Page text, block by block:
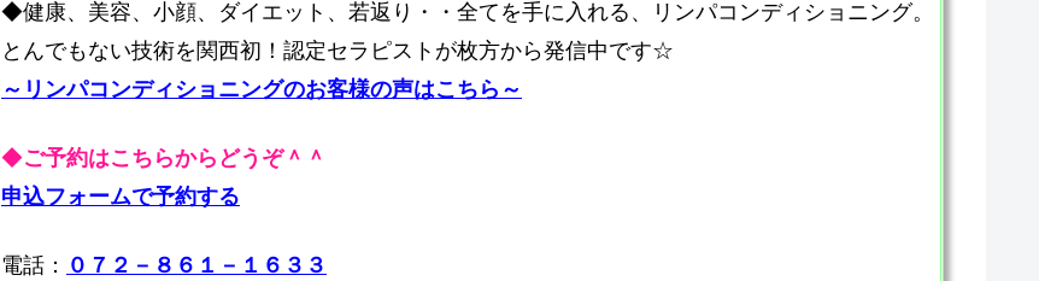
◆健康、美容、小顔、ダイエット、若返り・・全てを手に入れる、リンパコンディショニング。
とんでもない技術を関西初！認定セラピストが枚方から発信中です☆
～リンパコンディショニングのお客様の声はこちら～
◆ご予約はこちらからどうぞ＾＾
申込フォームで予約する
電話： ０７２－８６１－１６３３